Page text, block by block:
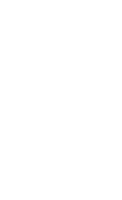
GUI
플랫
이 용